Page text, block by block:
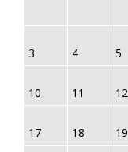
3 4 5
10 11 12
17 18 19